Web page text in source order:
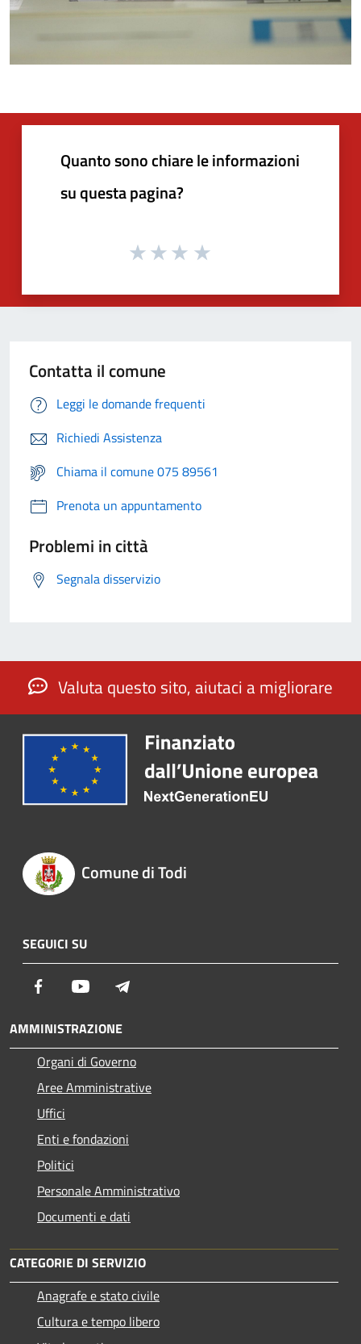
Quanto sono chiare le informazioni
su questa pagina?
Contatta il comune
Leggi le domande frequenti
Richiedi Assistenza
Chiama il comune 075 89561
Prenota un appuntamento
Problemi in città
Segnala disservizio
Valuta questo sito, aiutaci a migliorare
Comune di Todi
SEGUICI SU
Facebook Youtube
AMMINISTRAZIONE
Organi di Governo
Aree Amministrative
Uffici
Enti e fondazioni
Politici
Personale Amministrativo
Documenti e dati
CATEGORIE DI SERVIZIO
Anagrafe e stato civile
Cultura e tempo libero